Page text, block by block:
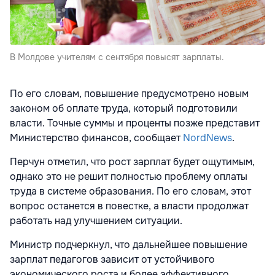
В Молдове учителям с сентября повысят зарплаты.
По его словам, повышение предусмотрено новым
законом об оплате труда, который подготовили
власти. Точные суммы и проценты позже представит
Министерство финансов, сообщаетNordNews.
Перчун отметил, что рост зарплат будет ощутимым,
однако это не решит полностью проблему оплаты
труда в системе образования. По его словам, этот
вопрос останется в повестке, а власти продолжат
работать над улучшением ситуации.
Министр подчеркнул, что дальнейшее повышение
зарплат педагогов зависит от устойчивого